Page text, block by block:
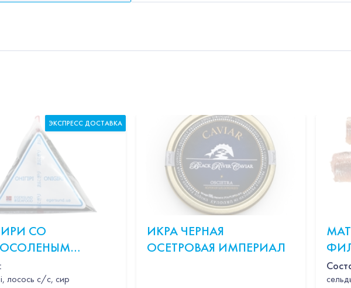
СО
лосось с/с, сир
ЭКСПРЕСС ДОСТАВКА
ИКРА ЧЕРНАЯ
ОСЕТРОВАЯ ИМПЕРИАЛ